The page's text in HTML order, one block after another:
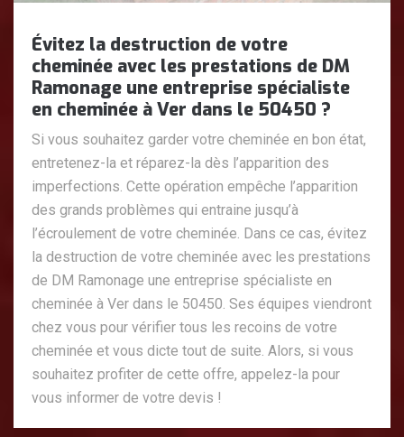
Évitez la destruction de votre
cheminée avec les prestations de DM
Ramonage une entreprise spécialiste
en cheminée à Ver dans le 50450 ?
Si vous souhaitez garder votre cheminée en bon état,
entretenez-la et réparez-la dès l’apparition des
imperfections. Cette opération empêche l’apparition
des grands problèmes qui entraine jusqu’à
l’écroulement de votre cheminée. Dans ce cas, évitez
la destruction de votre cheminée avec les prestations
de DM Ramonage une entreprise spécialiste en
cheminée à Ver dans le 50450. Ses équipes viendront
chez vous pour vérifier tous les recoins de votre
cheminée et vous dicte tout de suite. Alors, si vous
souhaitez profiter de cette offre, appelez-la pour
vous informer de votre devis !